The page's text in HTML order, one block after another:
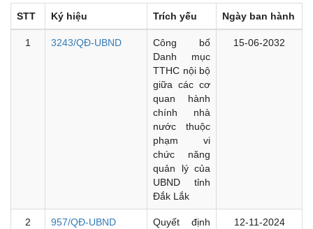
STT Ký hiệu Trích yếu Ngày ban hành
1 3243/QĐ-UBND
Công bố
Danh mục
TTHC nội bộ
giữa các cơ
quan hành
chính nhà
nước thuộc
phạm vi
chức năng
quản lý của
UBND tỉnh
Đắk Lắk
15-06-2032
2 957/QĐ-UBND
Quyết định
12-11-2024